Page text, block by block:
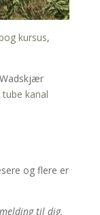
kursus,
tube kanal
og flere er
til dig,